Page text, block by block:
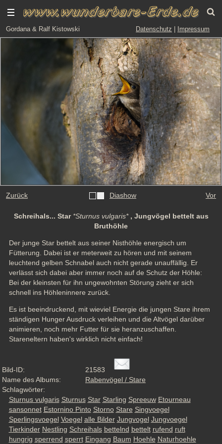
Gordana & Ralf Kistowski Datenschutz Impressum
Zurück Diashow Vor
Schreihals... Star *Sturnus vulgaris*, Jungvögel bettelt aus
Bruthöhle
Der junge Star bettelt aus seiner Nisthöhle energisch um
Fütterung. Dabei ist er meterweit zu hören und mit seinem
leuchtend gelben Schnabel auch nicht gerade unauffällig. Er
verlässt sich dabei aber immer noch auf de Schutz der Höhle:
Bei der kleinsten für ihn ungewohnten Störung zieht er sich
schnell ins Höhleninnere zurück.
Es ist beeindruckend, mit wieviel Energie die jungen Stare ihrem
ständigen Hunger Ausdruck verleihen und die Altvögel darüber
animieren, noch mehr Futter für sie heranzuschaffen.
Stareneltern haben's wirklich nicht einfach!
Bild-ID:
21583
Name des Albums:
Rabenvögel / Stare
Schlagwörter:
Sturnus vulgaris Sturnus Star Starling Spreeuw Etourneau
sansonnet Estornino Pinto Storno Stare Singvoegel
Sperlingsvoegel Voegel alle Bilder Jungvogel Jungvoegel
Tierkinder Nestling Schreihals bettelnd bettelt rufend ruft
hungrig sperrend sperrt Eingang Baum Hoehle Naturhoehle